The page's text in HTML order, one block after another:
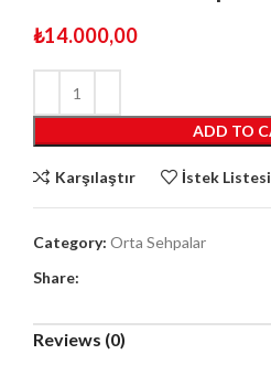
₺14.000,00
ADD TO
Karşılaştır İstek
Category: Orta Sehpalar
Share:
Reviews (0)